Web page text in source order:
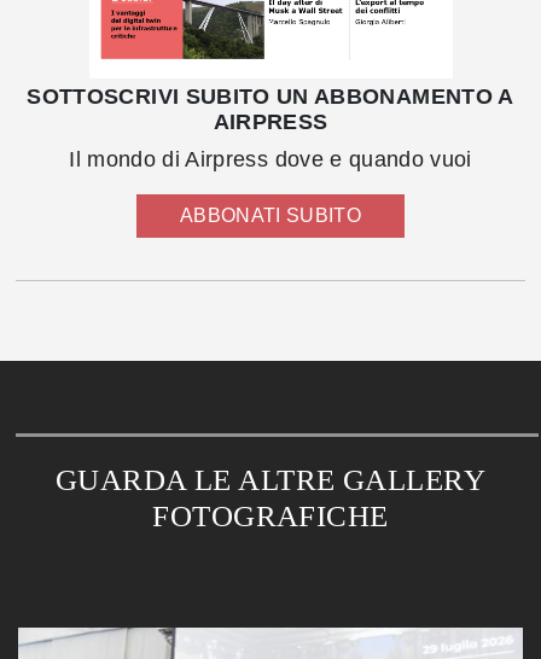
SOTTOSCRIVI SUBITO UN ABBONAMENTO A
AIRPRESS
Il mondo di Airpress dove e quando vuoi
ABBONATI SUBITO
GUARDA LE ALTRE GALLERY
FOTOGRAFICHE